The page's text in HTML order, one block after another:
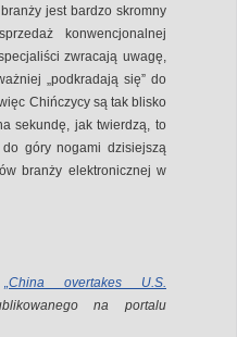
jest bardzo skromny
konwencjonalnej
zwracają uwagę,
„podkradają się” do
Chińczycy są tak blisko
sekundę, jak twierdzą, to
góry nogami dzisiejszą
branży elektronicznej w
„China overtakes U.S.
na portalu